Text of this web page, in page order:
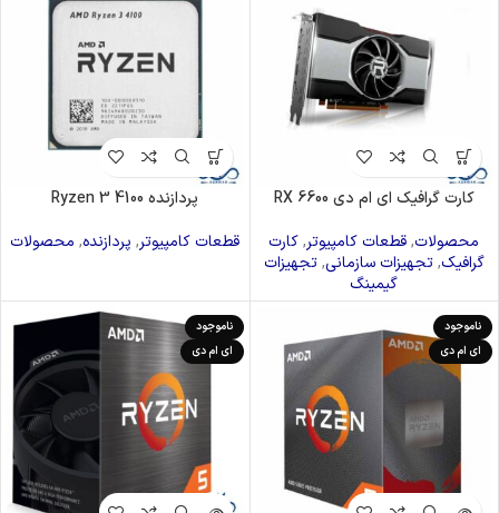
کارت گرافیک ای ام دی RX 6600
محصولات,قطعات کامپیوتر,کارت
گرافیک,تجهیزات سازمانی,تجهیزات
گیمینگ
پردازنده Ryzen 3 4100
قطعات کامپیوتر, پردازنده, محصولات
ناموجود
ای ام دی
ناموجود
ای ام دی